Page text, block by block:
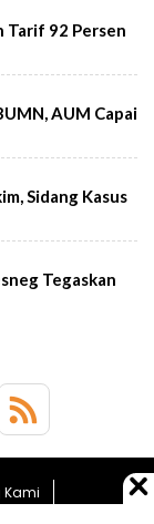
Tarif 92 Persen
AUM Capai
Sidang Kasus
Tegaskan
Kami